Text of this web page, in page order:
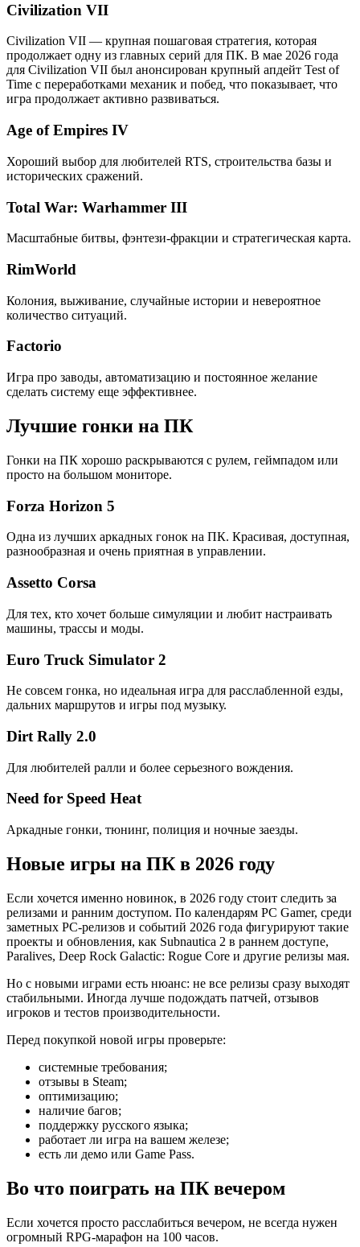
Civilization VII
Civilization VII — крупная пошаговая стратегия, которая
продолжает одну из главных серий для ПК. В мае 2026 года
для Civilization VII был анонсирован крупный апдейт Test of
Time с переработками механик и побед, что показывает, что
игра продолжает активно развиваться.
Age of Empires IV
Хороший выбор для любителей RTS, строительства базы и
исторических сражений.
Total War: Warhammer III
Масштабные битвы, фэнтези-фракции и стратегическая карта.
RimWorld
Колония, выживание, случайные истории и невероятное
количество ситуаций.
Factorio
Игра про заводы, автоматизацию и постоянное желание
сделать систему еще эффективнее.
Лучшие гонки на ПК
Гонки на ПК хорошо раскрываются с рулем, геймпадом или
просто на большом мониторе.
Forza Horizon 5
Одна из лучших аркадных гонок на ПК. Красивая, доступная,
разнообразная и очень приятная в управлении.
Assetto Corsa
Для тех, кто хочет больше симуляции и любит настраивать
машины, трассы и моды.
Euro Truck Simulator 2
Не совсем гонка, но идеальная игра для расслабленной езды,
дальних маршрутов и игры под музыку.
Dirt Rally 2.0
Для любителей ралли и более серьезного вождения.
Need for Speed Heat
Аркадные гонки, тюнинг, полиция и ночные заезды.
Новые игры на ПК в 2026 году
Если хочется именно новинок, в 2026 году стоит следить за
релизами и ранним доступом. По календарям PC Gamer, среди
заметных PC-релизов и событий 2026 года фигурируют такие
проекты и обновления, как Subnautica 2 в раннем доступе,
Paralives, Deep Rock Galactic: Rogue Core и другие релизы мая.
Но с новыми играми есть нюанс: не все релизы сразу выходят
стабильными. Иногда лучше подождать патчей, отзывов
игроков и тестов производительности.
Перед покупкой новой игры проверьте:
системные требования;
отзывы в Steam;
оптимизацию;
наличие багов;
поддержку русского языка;
работает ли игра на вашем железе;
есть ли демо или Game Pass.
Во что поиграть на ПК вечером
Если хочется просто расслабиться вечером, не всегда нужен
огромный RPG-марафон на 100 часов.